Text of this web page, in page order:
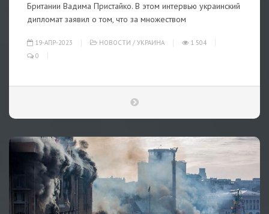
Британии Вадима Пристайко. В этом интервью украинский
дипломат заявил о том, что за множеством
19-АПР-2023 НОВОСТИ / УКРАИНА
1 504
0